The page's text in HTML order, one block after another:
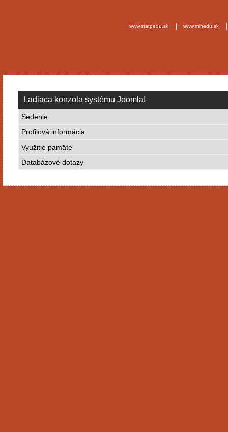
www.statpedu.sk www.minedu.sk
Ladiaca konzola systému Joomla!
Sedenie
Profilová informácia
Využitie pamäte
Databázové dotazy